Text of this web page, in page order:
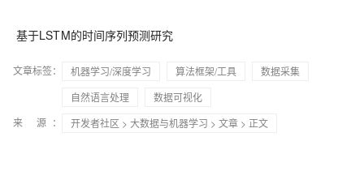
基于LSTM的时间序列预测研究
文章标签： 机器学习/深度学习 算法框架/工具
数据采集
自然语言处理
数据可视化
来 源：
开发者社区 > 大数据与机器学习 > 文章 > 正文